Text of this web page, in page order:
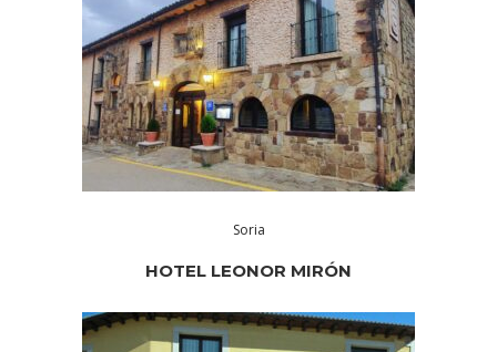
Soria
HOTEL LEONOR MIRÓN